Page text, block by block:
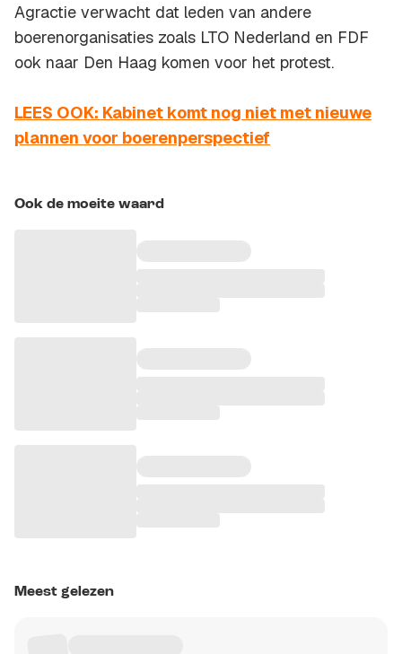
Agractie verwacht dat leden van andere
boerenorganisaties zoals LTO Nederland en FDF
ook naar Den Haag komen voor het protest.
LEES OOK: Kabinet komt nog niet met nieuwe
plannen voor boerenperspectief
Ook de moeite waard
Meest gelezen